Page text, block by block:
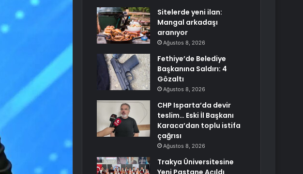
Sitelerde yeni ilan:
Mangal arkadaşı
aranıyor
Ağustos 8, 2026
Fethiye’de Belediye
Başkanına Saldırı: 4
Gözaltı
Ağustos 8, 2026
CHP Isparta’da devir
teslim… Eski İl Başkanı
Karaca’dan toplu istifa
çağrısı
Ağustos 8, 2026
Trakya Üniversitesine
Yeni Pastane Açıldı